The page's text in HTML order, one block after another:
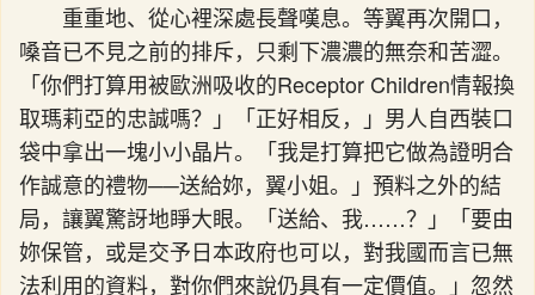
重重地、從心裡深處長聲嘆息。等翼再次開口，
嗓音已不見之前的排斥，只剩下濃濃的無奈和苦澀。
「你們打算用被歐洲吸收的Receptor Children情報換
取瑪莉亞的忠誠嗎？」「正好相反，」男人自西裝口
袋中拿出一塊小小晶片。「我是打算把它做為證明合
作誠意的禮物──送給妳，翼小姐。」預料之外的結
局，讓翼驚訝地睜大眼。「送給、我……？」「要由
妳保管，或是交予日本政府也可以，對我國而言已無
法利用的資料，對你們來說仍具有一定價值。」忽然